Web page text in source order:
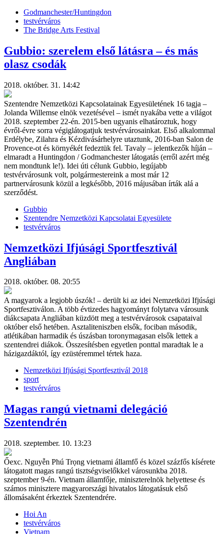
Godmanchester/Huntingdon
testvérváros
The Bridge Arts Festival
Gubbio: szerelem első látásra – és más
olasz csodák
2018. október. 31. 14:42
Szentendre Nemzetközi Kapcsolatainak Egyesületének 16 tagja –
Jolanda Willemse elnök vezetésével – ismét nyakába vette a világot
2018. szeptember 22-én. 2015-ben ugyanis elhatároztuk, hogy
évről-évre sorra végiglátogatjuk testvérvárosainkat. Első alkalommal
Erdélybe, Zilahra és Kézdivásárhelyre utaztunk, 2016-ban Salon de
Provence-ot és környékét fedeztük fel. Tavaly – jelentkezők híján –
elmaradt a Huntingdon / Godmanchester látogatás (erről azért még
nem mondtunk le!). Idei úti célunk Gubbio, legújabb
testvérvárosunk volt, polgármestereink a most már 12
partnervárosunk közül a legkésőbb, 2016 májusában írták alá a
szerződést.
Gubbio
Szentendre Nemzetközi Kapcsolatai Egyesülete
testvérváros
Nemzetközi Ifjúsági Sportfesztivál
Angliában
2018. október. 08. 20:55
A magyarok a legjobb úszók! – derült ki az idei Nemzetközi Ifjúsági
Sportfesztiválon. A több évtizedes hagyományt folytatva városunk
diákcsapata Angliában küzdött meg a testvérvárosok csapataival
október első hetében. Asztaliteniszben elsők, fociban második,
atlétikában harmadik és úszásban toronymagasan elsők lettek a
szentendrei diákok. Összesítésben egyetlen ponttal maradtak le a
házigazdáktól, így ezüstéremmel tértek haza.
Nemzetközi Ifjúsági Sportfesztivál 2018
sport
testvérváros
Magas rangú vietnami delegáció
Szentendrén
2018. szeptember. 10. 13:23
Őexc. Nguyễn Phú Trọng vietnami államfő és közel százfős kísérete
látogatott magas rangú tisztségviselőkkel városunkba 2018.
szeptember 9-én. Vietnam államfője, miniszterelnök helyettese és
számos minisztere magyarországi hivatalos látogatásuk első
állomásaként érkeztek Szentendrére.
Hoi An
testvérváros
Vietnam